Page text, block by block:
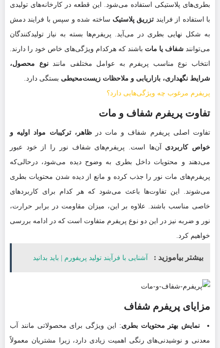
بطری‌های پلاستیکی استفاده می‌شود. این قطعه در کارخانه‌های تولیدی
با استفاده از فرایند تزریق پلاستیک ساخته شده و سپس با فرایند دمش
به شکل نهایی بطری در می‌آید. پریفرم‌ها بسته به نیاز تولیدکنندگان
می‌توانند شفاف یا مات باشند که هرکدام ویژگی‌های خاص خود را دارند.
انتخاب نوع مناسب پریفرم به عوامل مختلفی مانندنوع محصول،
شرایط نگهداری، بازاریابی و ملاحظات زیست‌محیطی بستگی دارد.
پریفرم مرغوب چه ویژگی‌هایی دارد؟
تفاوت پریفرم شفاف و مات
تفاوت اصلی پریفرم شفاف و مات درظاهر، ترکیبات مواد اولیه و
خواص کاربردی آن‌ها است. پریفرم‌های شفاف نور را از خود عبور
می‌دهند و محتویات داخل بطری به وضوح دیده می‌شود، درحالی‌که
پریفرم‌های مات نور را جذب کرده و مانع از دیده شدن محتویات بطری
می‌شوند. این تفاوت‌ها باعث می‌شود که هر کدام برای کاربردهای
خاصی مناسب باشند. علاوه بر این، میزان مقاومت در برابر حرارت،
نور و ضربه نیز در این دو نوع پریفرم متفاوت است که در ادامه بررسی
خواهیم کرد.
بیشتر بیاموزید : آشنایی با فرآیند تولید پریفورم | باید بدانید
مزایای پریفرم شفاف
نمایش بهتر محتویات بطری: این ویژگی برای محصولاتی مانند آب
معدنی و نوشیدنی‌های رنگی اهمیت زیادی دارد، زیرا مشتریان معمولاً